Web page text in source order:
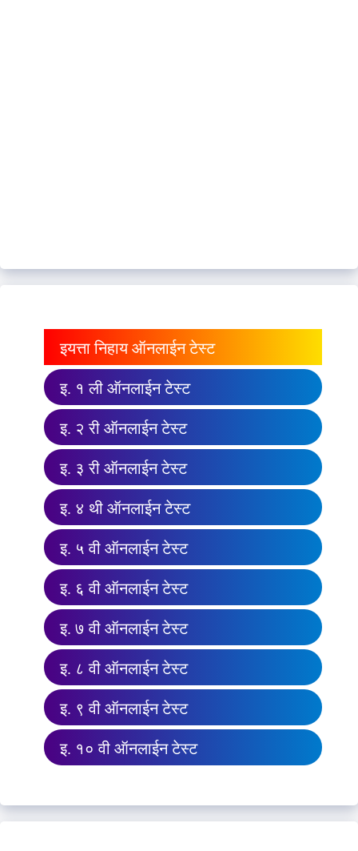
इयत्ता निहाय ऑनलाईन टेस्ट
इ. १ ली ऑनलाईन टेस्ट
इ. २ री ऑनलाईन टेस्ट
इ. ३ री ऑनलाईन टेस्ट
इ. ४ थी ऑनलाईन टेस्ट
इ. ५ वी ऑनलाईन टेस्ट
इ. ६ वी ऑनलाईन टेस्ट
इ. ७ वी ऑनलाईन टेस्ट
इ. ८ वी ऑनलाईन टेस्ट
इ. ९ वी ऑनलाईन टेस्ट
इ. १० वी ऑनलाईन टेस्ट